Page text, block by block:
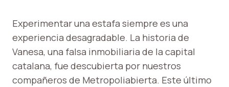
Experimentar una estafa siempre es una
experiencia desagradable. La historia de
Vanesa, una falsa inmobiliaria de la capital
catalana, fue descubierta por nuestros
compañeros de Metropoliabierta. Este último